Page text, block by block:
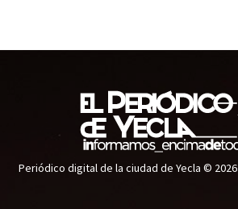
Periódico digital de la ciudad de Yecla © 2026